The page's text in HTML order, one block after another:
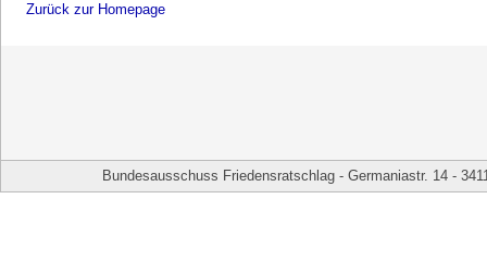
Zurück zur Homepage
Bundesausschuss Friedensratschlag - Germaniastr. 14 -